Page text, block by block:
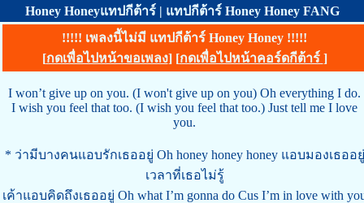
Honey Honeyแทปกีต้าร์ | แทปกีต้าร์ Honey Honey FANG
!!!!! เพลงนี้ไม่มี แทปกีต้าร์ Honey Honey !!!!!
[กดเพื่อไปหน้าขอเพลง] [กดเพื่อไปหน้าคอร์ดกีต้าร์ ]
I won’t give up on you. (I won't give up on you) Oh everything I do.
I wish you feel that too. (I wish you feel that too.) Just tell me I love
you.
* ว่ามีบางคนแอบรักเธออยู่ Oh honey honey honey แอบมองเธออยู่
เวลาที่เธอไม่รู้
เค้าแอบคิดถึงเธออยู่ Oh what I’m gonna do Cus I’m in love with